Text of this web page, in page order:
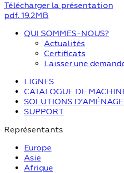
Télécharger la présentation
pdf, 19.2MB
QUI SOMMES-NOUS?
Actualités
Certificats
Laisser une
LIGNES
CATALOGUE DE
SOLUTIONS
SUPPORT
Représentants
Europe
Asie
Afrique